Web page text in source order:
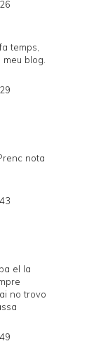
temps,
blog.
nota
el la
no trovo